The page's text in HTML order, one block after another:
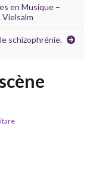
en Musique –
schizophrénie.